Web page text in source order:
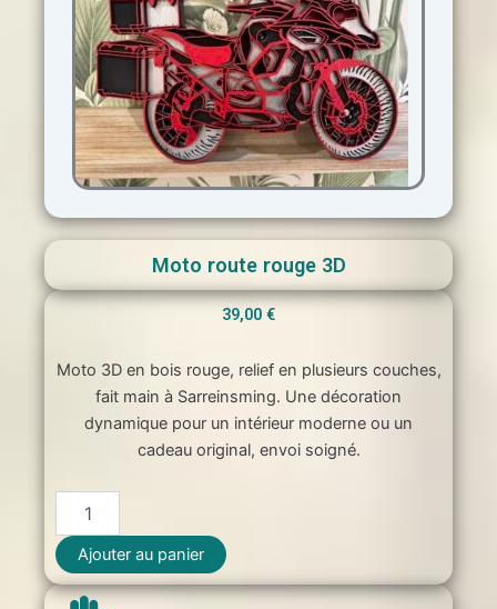
Moto route rouge 3D
39,00 €
Moto 3D en bois rouge, relief en plusieurs couches,
fait main à Sarreinsming. Une décoration
dynamique pour un intérieur moderne ou un
cadeau original, envoi soigné.
Moto
route
rouge
Ajouter au panier